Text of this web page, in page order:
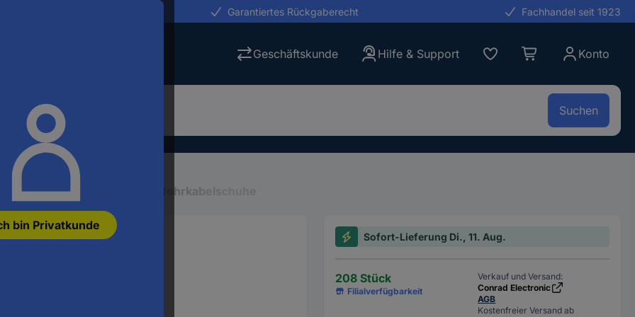
bin Privatkunde
Garantiertes Rückgaberecht Fachhandel seit 1923
Geschäftskunde Hilfe & Support Konto
Suchen
Quetsch-Steckverbinder Rohrkabelschuhe
Sofort-Lieferung Di., 11. Aug.
208 Stück
Filialverfügbarkeit
Verkauf und Versand:
Conrad Electronic
AGB
Kostenfreier Versand ab